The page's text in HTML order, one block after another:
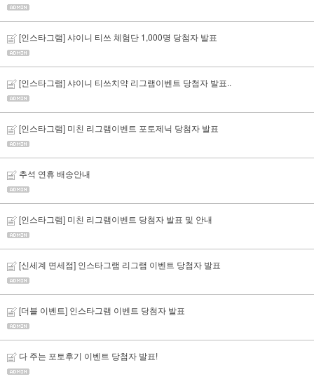
[인스타그램] 샤이니 티쓰 체험단 1,000명 당첨자 발표
[인스타그램] 샤이니 티쓰치약 리그램이벤트 당첨자 발표..
[인스타그램] 미친 리그램이벤트 포토제닉 당첨자 발표
추석 연휴 배송안내
[인스타그램] 미친 리그램이벤트 당첨자 발표 및 안내
[신세계 면세점] 인스타그램 리그램 이벤트 당첨자 발표
[더블 이벤트] 인스타그램 이벤트 당첨자 발표
다 주는 포토후기 이벤트 당첨자 발표!